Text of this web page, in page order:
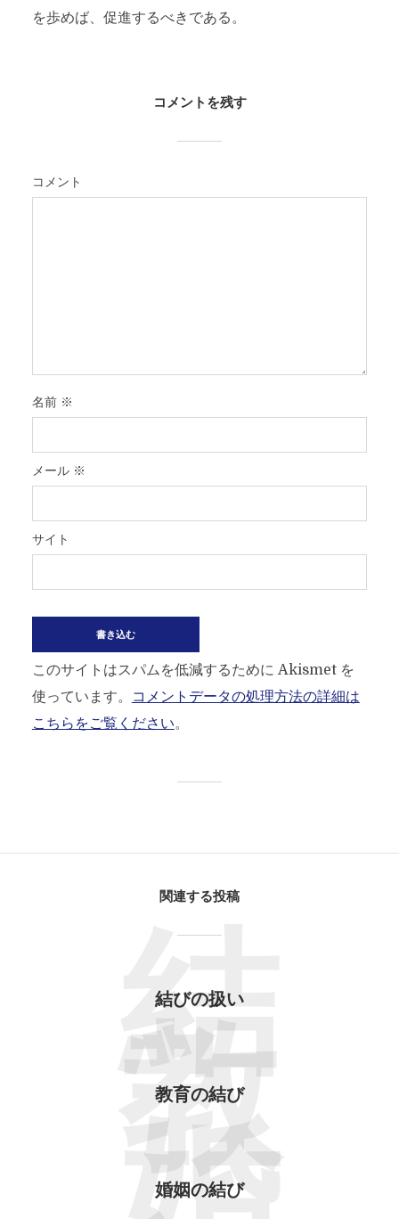
を歩めば、促進するべきである。
コメントを残す
コメント
名前 ※
メール ※
サイト
このサイトはスパムを低減するために Akismet を
使っています。
コメントデータの処理方法の詳細は
こちらをご覧ください。
関連する投稿
結びの扱い
結
教育の結び
教
婚姻の結び